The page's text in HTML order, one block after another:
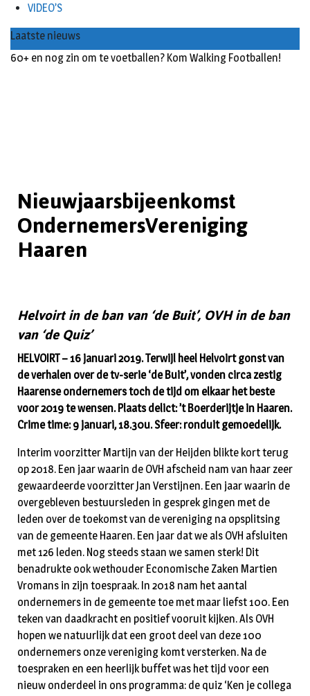
VIDEO’S
Laatste nieuws
60+ en nog zin om te voetballen? Kom Walking Footballen!
Nieuwjaarsbijeenkomst
OndernemersVereniging
Haaren
Helvoirt in de ban van ‘de Buit’, OVH in de ban
van ‘de Quiz’
HELVOIRT – 16 januari 2019. Terwijl heel Helvoirt gonst van
de verhalen over de tv-serie ‘de Buit’, vonden circa zestig
Haarense ondernemers toch de tijd om elkaar het beste
voor 2019 te wensen. Plaats delict: ’t Boerderijtje in Haaren.
Crime time: 9 januari, 18.30u. Sfeer: ronduit gemoedelijk.
Interim voorzitter Martijn van der Heijden blikte kort terug
op 2018. Een jaar waarin de OVH afscheid nam van haar zeer
gewaardeerde voorzitter Jan Verstijnen. Een jaar waarin de
overgebleven bestuursleden in gesprek gingen met de
leden over de toekomst van de vereniging na opsplitsing
van de gemeente Haaren. Een jaar dat we als OVH afsluiten
met 126 leden. Nog steeds staan we samen sterk! Dit
benadrukte ook wethouder Economische Zaken Martien
Vromans in zijn toespraak. In 2018 nam het aantal
ondernemers in de gemeente toe met maar liefst 100. Een
teken van daadkracht en positief vooruit kijken. Als OVH
hopen we natuurlijk dat een groot deel van deze 100
ondernemers onze vereniging komt versterken. Na de
toespraken en een heerlijk buffet was het tijd voor een
nieuw onderdeel in ons programma: de quiz ‘Ken je collega